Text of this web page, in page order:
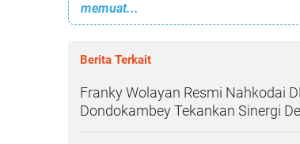
memuat...
Berita Terkait
Franky Wolayan Resmi Nahkodai
Dondokambey Tekankan Sinergi